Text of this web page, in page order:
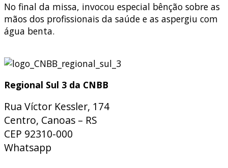
No final da missa, invocou especial bênção sobre as
mãos dos profissionais da saúde e as aspergiu com
água benta.
Regional Sul 3 da CNBB
Rua Víctor Kessler, 174
Centro, Canoas – RS
CEP 92310-000
Whatsapp